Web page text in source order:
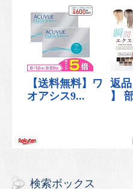
検索ボックス